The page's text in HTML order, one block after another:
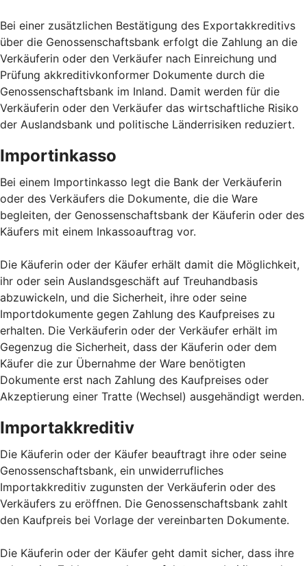
Bei einer zusätzlichen Bestätigung des Exportakkreditivs
über die Genossenschaftsbank erfolgt die Zahlung an die
Verkäuferin oder den Verkäufer nach Einreichung und
Prüfung akkreditivkonformer Dokumente durch die
Genossenschaftsbank im Inland. Damit werden für die
Verkäuferin oder den Verkäufer das wirtschaftliche Risiko
der Auslandsbank und politische Länderrisiken reduziert.
Importinkasso
Bei einem Importinkasso legt die Bank der Verkäuferin
oder des Verkäufers die Dokumente, die die Ware
begleiten, der Genossenschaftsbank der Käuferin oder des
Käufers mit einem Inkassoauftrag vor.
Die Käuferin oder der Käufer erhält damit die Möglichkeit,
ihr oder sein Auslandsgeschäft auf Treuhandbasis
abzuwickeln, und die Sicherheit, ihre oder seine
Importdokumente gegen Zahlung des Kaufpreises zu
erhalten. Die Verkäuferin oder der Verkäufer erhält im
Gegenzug die Sicherheit, dass der Käuferin oder dem
Käufer die zur Übernahme der Ware benötigten
Dokumente erst nach Zahlung des Kaufpreises oder
Akzeptierung einer Tratte (Wechsel) ausgehändigt werden.
Importakkreditiv
Die Käuferin oder der Käufer beauftragt ihre oder seine
Genossenschaftsbank, ein unwiderrufliches
Importakkreditiv zugunsten der Verkäuferin oder des
Verkäufers zu eröffnen. Die Genossenschaftsbank zahlt
den Kaufpreis bei Vorlage der vereinbarten Dokumente.
Die Käuferin oder der Käufer geht damit sicher, dass ihre